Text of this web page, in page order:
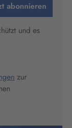
abonnieren
und es
zur